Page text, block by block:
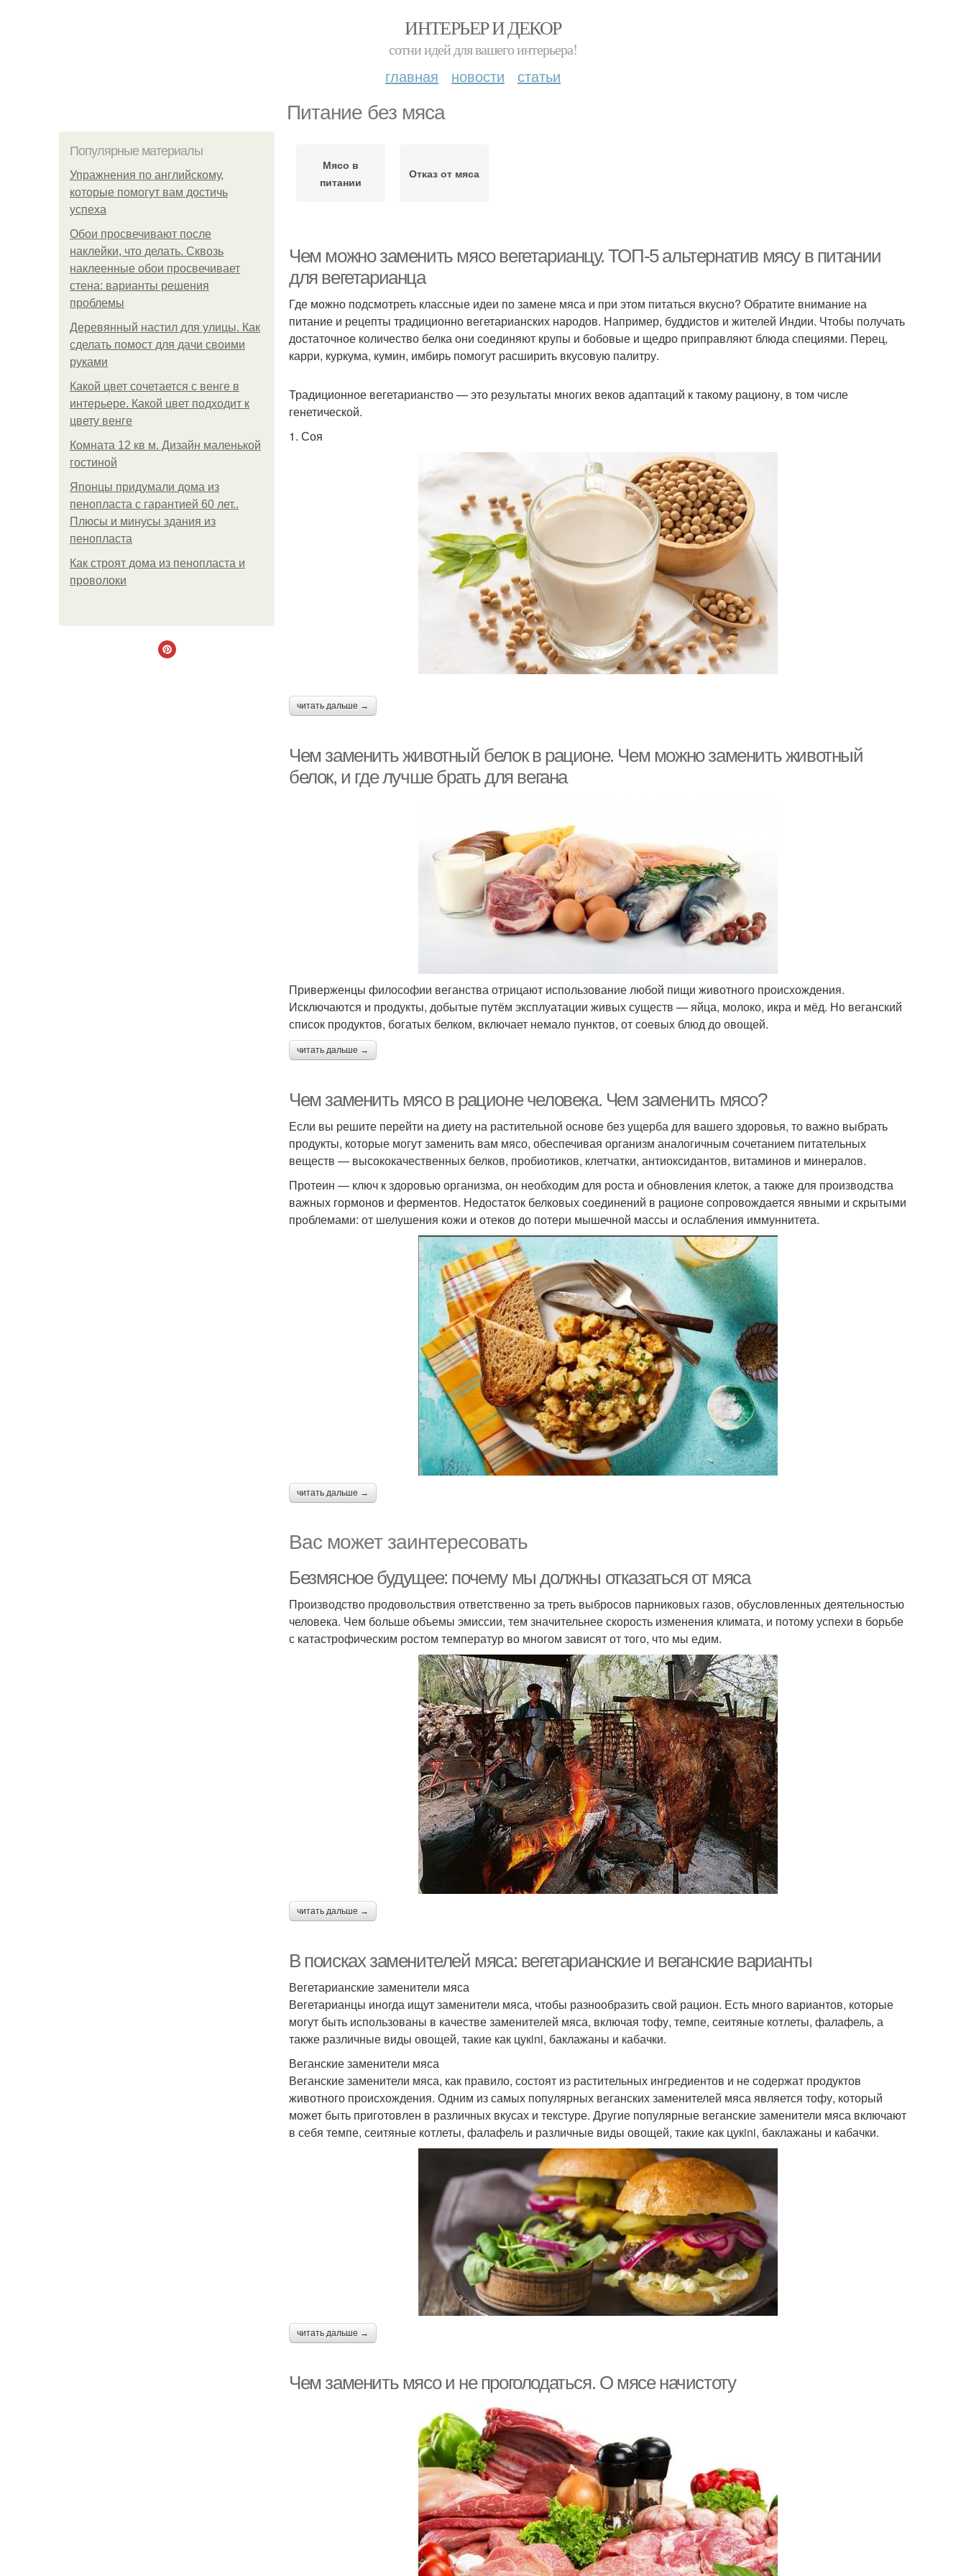
ИНТЕРЬЕР И ДЕКОР
сотни идей для вашего интерьера!
главная новости статьи
Питание без мяса
Популярные материалы
Упражнения по английскому,
которые помогут вам достичь
успеха
Обои просвечивают после
наклейки, что делать. Сквозь
наклеенные обои просвечивает
стена: варианты решения
проблемы
Деревянный настил для улицы. Как
сделать помост для дачи своими
руками
Какой цвет сочетается с венге в
интерьере. Какой цвет подходит к
цвету венге
Комната 12 кв м. Дизайн маленькой
гостиной
Японцы придумали дома из
пенопласта с гарантией 60 лет..
Плюсы и минусы здания из
пенопласта
Как строят дома из пенопласта и
проволоки
Мясо в
питании
Отказ от мяса
Чем можно заменить мясо вегетарианцу. ТОП-5 альтернатив мясу в питании
для вегетарианца
Где можно подсмотреть классные идеи по замене мяса и при этом питаться вкусно? Обратите внимание на
питание и рецепты традиционно вегетарианских народов. Например, буддистов и жителей Индии. Чтобы получать
достаточное количество белка они соединяют крупы и бобовые и щедро приправляют блюда специями. Перец,
карри, куркума, кумин, имбирь помогут расширить вкусовую палитру.
Традиционное вегетарианство — это результаты многих веков адаптаций к такому рациону, в том числе
генетической.
1. Соя
читать дальше →
Чем заменить животный белок в рационе. Чем можно заменить животный
белок, и где лучше брать для вегана
Приверженцы философии веганства отрицают использование любой пищи животного происхождения.
Исключаются и продукты, добытые путём эксплуатации живых существ — яйца, молоко, икра и мёд. Но веганский
список продуктов, богатых белком, включает немало пунктов, от соевых блюд до овощей.
читать дальше →
Чем заменить мясо в рационе человека. Чем заменить мясо?
Если вы решите перейти на диету на растительной основе без ущерба для вашего здоровья, то важно выбрать
продукты, которые могут заменить вам мясо, обеспечивая организм аналогичным сочетанием питательных
веществ — высококачественных белков, пробиотиков, клетчатки, антиоксидантов, витаминов и минералов.
Протеин — ключ к здоровью организма, он необходим для роста и обновления клеток, а также для производства
важных гормонов и ферментов. Недостаток белковых соединений в рационе сопровождается явными и скрытыми
проблемами: от шелушения кожи и отеков до потери мышечной массы и ослабления иммуннитета.
читать дальше →
Вас может заинтересовать
Безмясное будущее: почему мы должны отказаться от мяса
Производство продовольствия ответственно за треть выбросов парниковых газов, обусловленных деятельностью
человека. Чем больше объемы эмиссии, тем значительнее скорость изменения климата, и потому успехи в борьбе
с катастрофическим ростом температур во многом зависят от того, что мы едим.
читать дальше →
В поисках заменителей мяса: вегетарианские и веганские варианты
Вегетарианские заменители мяса
Вегетарианцы иногда ищут заменители мяса, чтобы разнообразить свой рацион. Есть много вариантов, которые
могут быть использованы в качестве заменителей мяса, включая тофу, темпе, сеитяные котлеты, фалафель, а
также различные виды овощей, такие как цукini, баклажаны и кабачки.
Веганские заменители мяса
Веганские заменители мяса, как правило, состоят из растительных ингредиентов и не содержат продуктов
животного происхождения. Одним из самых популярных веганских заменителей мяса является тофу, который
может быть приготовлен в различных вкусах и текстуре. Другие популярные веганские заменители мяса включают
в себя темпе, сеитяные котлеты, фалафель и различные виды овощей, такие как цукini, баклажаны и кабачки.
читать дальше →
Чем заменить мясо и не проголодаться. О мясе начистоту